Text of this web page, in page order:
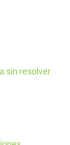
sin resolver